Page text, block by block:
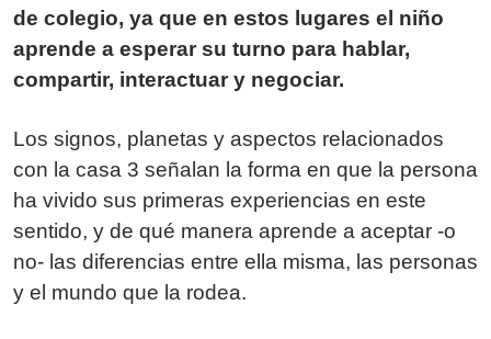
de colegio, ya que en estos lugares el niño
aprende a esperar su turno para hablar,
compartir, interactuar y negociar.
Los signos, planetas y aspectos relacionados
con la casa 3 señalan la forma en que la persona
ha vivido sus primeras experiencias en este
sentido, y de qué manera aprende a aceptar -o
no- las diferencias entre ella misma, las personas
y el mundo que la rodea.